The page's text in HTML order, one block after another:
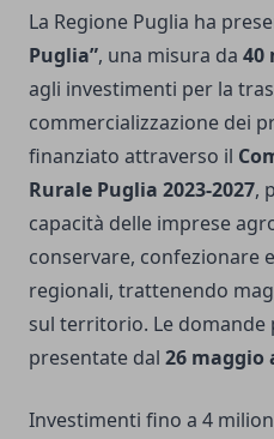
La Regione Puglia ha
Puglia”, una misura da 40
agli investimenti per la
commercializzazione dei
finanziato attraverso il
Rurale Puglia 2023-2027,
capacità delle imprese
conservare, confezionare
regionali, trattenendo
sul territorio. Le domande
presentate dal 26 maggio
Investimenti fino a 4